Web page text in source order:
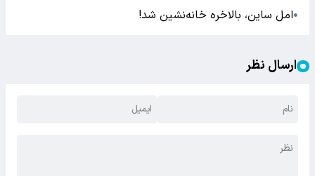
●امل ساین، بالاخره خانه‌نشین شد!
ارسال نظر